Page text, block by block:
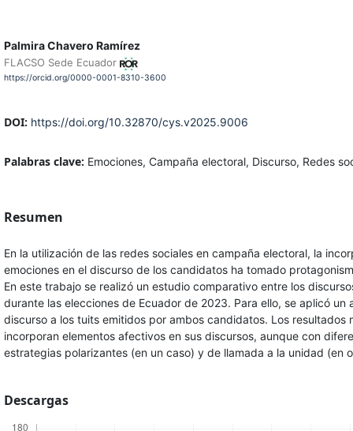
Palmira Chavero Ramírez
FLACSO Sede Ecuador
https://orcid.org/0000-0001-8310-3600
DOI: https://doi.org/10.32870/cys.v2025.9006
Palabras clave: Emociones, Campaña electoral, Discurso, Redes
Resumen
En la utilización de las redes sociales en campaña electoral, la
emociones en el discurso de los candidatos ha tomado
En este trabajo se realizó un estudio comparativo entre los
durante las elecciones de Ecuador de 2023. Para ello, se aplicó un
discurso a los tuits emitidos por ambos candidatos. Los resultados
incorporan elementos afectivos en sus discursos, aunque con
estrategias polarizantes (en un caso) y de llamada a la unidad (en
Descargas